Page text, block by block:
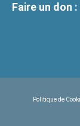
Faire un don :
Politique de